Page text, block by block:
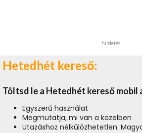
hirdetés
Hetedhét kereső:
Töltsd le a Hetedhét kereső mobil
Egyszerű használat
Megmutatja, mi van a közelben
Utazáshoz nélkülözhetetlen: